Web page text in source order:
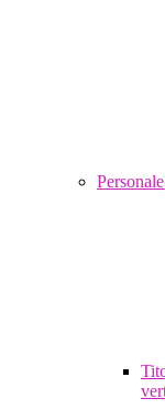
Personale